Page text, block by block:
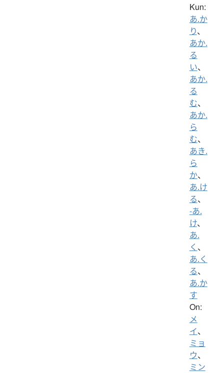
Kun:
あ.か
り、
あか.
る
い、
あか.
る
む、
あか.
ら
む、
あき.
ら
か、
あ.け
る、
-あ.
け、
あ.
く 、
あ.く
る、
あ.か
す
On:
メ
イ、
ミョ
ウ、
ミン